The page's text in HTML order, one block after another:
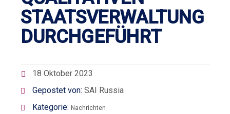
STAATSVERWALTUNG
DURCHGEFÜHRT
18 Oktober 2023
Gepostet von: SAI Russia
Kategorie: Nachrichten